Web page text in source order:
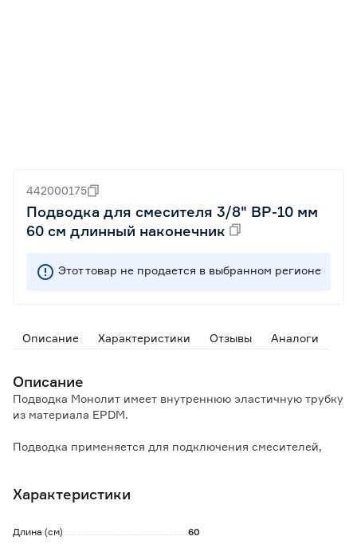
442000175
Подводка для смесителя 3/8" ВР-10 мм
60 см длинный наконечник
Этот товар не продается в выбранном регионе
Описание Характеристики Отзывы Аналоги
Описание
Подводка Монолит имеет внутреннюю эластичную трубку
из материала EPDM.
Подводка применяется для подключения смесителей,
обеспечивает свободную циркуляцию потока холодной и
Характеристики
Длина (см) 60